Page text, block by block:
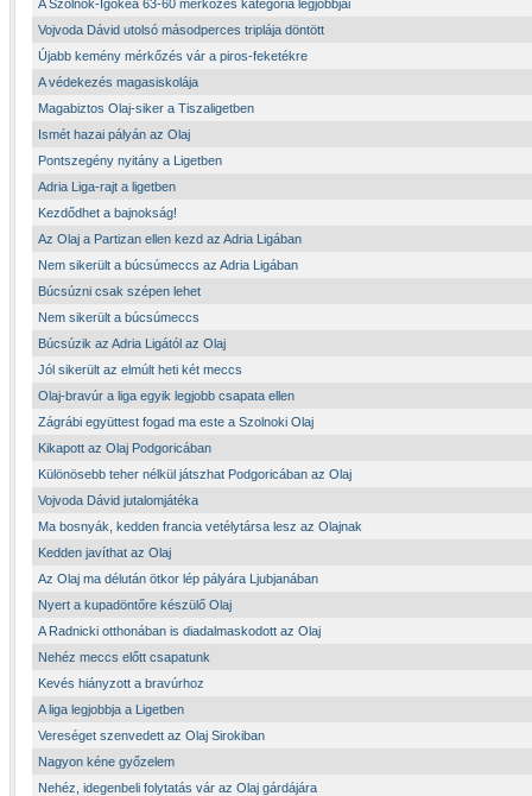
A Szolnok-Igokea 63-60 mérkőzés kategória legjobbjai
Vojvoda Dávid utolsó másodperces triplája döntött
Újabb kemény mérkőzés vár a piros-feketékre
A védekezés magasiskolája
Magabiztos Olaj-siker a Tiszaligetben
Ismét hazai pályán az Olaj
Pontszegény nyitány a Ligetben
Adria Liga-rajt a ligetben
Kezdődhet a bajnokság!
Az Olaj a Partizan ellen kezd az Adria Ligában
Nem sikerült a búcsúmeccs az Adria Ligában
Búcsúzni csak szépen lehet
Nem sikerült a búcsúmeccs
Búcsúzik az Adria Ligától az Olaj
Jól sikerült az elmúlt heti két meccs
Olaj-bravúr a liga egyik legjobb csapata ellen
Zágrábi együttest fogad ma este a Szolnoki Olaj
Kikapott az Olaj Podgoricában
Különösebb teher nélkül játszhat Podgoricában az Olaj
Vojvoda Dávid jutalomjátéka
Ma bosnyák, kedden francia vetélytársa lesz az Olajnak
Kedden javíthat az Olaj
Az Olaj ma délután ötkor lép pályára Ljubjanában
Nyert a kupadöntőre készülő Olaj
A Radnicki otthonában is diadalmaskodott az Olaj
Nehéz meccs előtt csapatunk
Kevés hiányzott a bravúrhoz
A liga legjobbja a Ligetben
Vereséget szenvedett az Olaj Sirokiban
Nagyon kéne győzelem
Nehéz, idegenbeli folytatás vár az Olaj gárdájára